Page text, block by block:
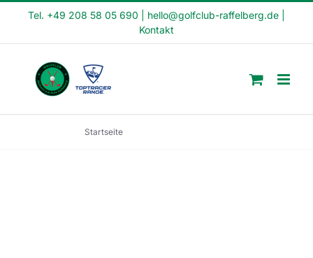
Tel. +49 208 58 05 690 hello@golfclub-raffelberg.de
Kontakt
Startseite